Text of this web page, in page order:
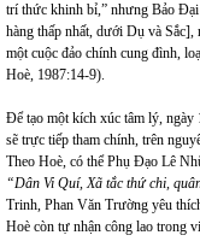
trí thức khinh bỉ,” nhưng Bảo Đại
hàng thấp nhất, dưới Dụ và
một cuộc đảo chính cung đình,
Hoè, 1987:14-9).
Để tạo một kích xúc tâm lý,
sẽ trực tiếp tham chính, trên
Theo Hoè, có thể Phụ Đạo Lê
“Dân Vi Quí, Xã tắc thứ chi,
Trinh, Phan Văn Trường yêu
Hoè còn tự nhận công lao trong